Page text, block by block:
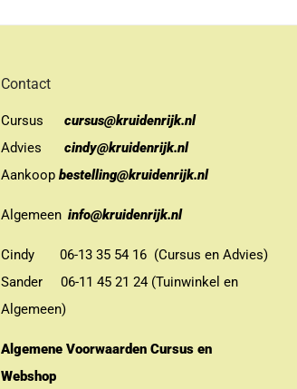
Contact
Cursus
cursus@kruidenrijk.nl
Advies
cindy@kruidenrijk.nl
Aankoop bestelling@kruidenrijk.nl
Algemeen info@kruidenrijk.nl
Cindy 06-13 35 54 16 (Cursus en Advies)
Sander 06-11 45 21 24 (Tuinwinkel en
Algemeen)
Algemene Voorwaarden Cursus en
Webshop